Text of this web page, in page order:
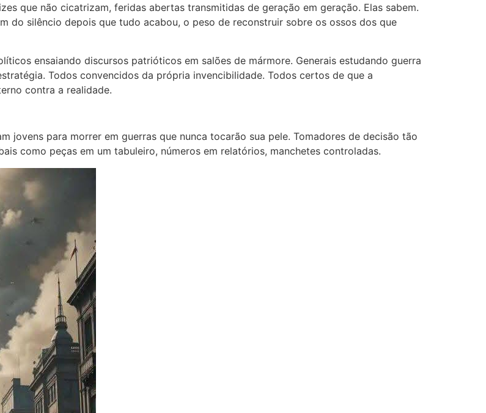
que não cicatrizam, feridas abertas transmitidas de geração em geração. Elas sabem.
do silêncio depois que tudo acabou, o peso de reconstruir sobre os ossos dos que
ensaiando discursos patrióticos em salões de mármore. Generais estudando guerra
Todos convencidos da própria invencibilidade. Todos certos de que a
contra a realidade.
jovens para morrer em guerras que nunca tocarão sua pele. Tomadores de decisão tão
como peças em um tabuleiro, números em relatórios, manchetes controladas.